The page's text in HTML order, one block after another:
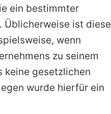
ein bestimmter
Üblicherweise ist diese
wenn
zu seinem
keine gesetzlichen
wurde hierfür ein